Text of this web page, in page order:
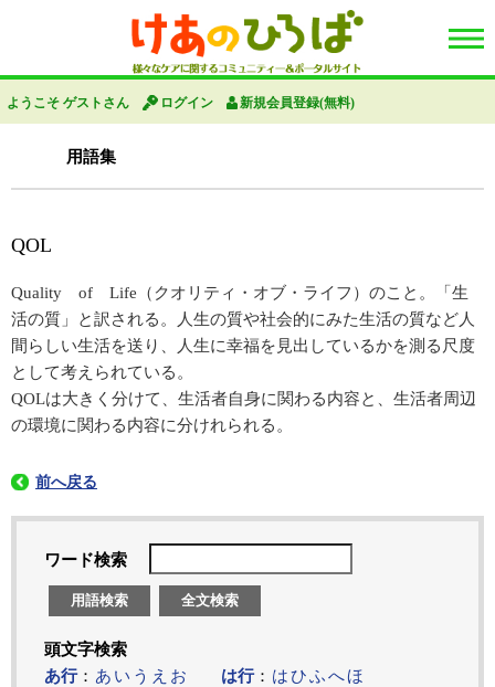
ようこそ ゲストさん ログイン 新規会員登録(無料)
用語集
QOL
Quality of Life（クオリティ・オブ・ライフ）のこと。「生
活の質」と訳される。人生の質や社会的にみた生活の質など人
間らしい生活を送り、人生に幸福を見出しているかを測る尺度
として考えられている。
QOLは大きく分けて、生活者自身に関わる内容と、生活者周辺
の環境に関わる内容に分けれられる。
前へ戻る
ワード検索
用語検索 全文検索
頭文字検索
あ行： あ い う え お
は行： はひふへほ